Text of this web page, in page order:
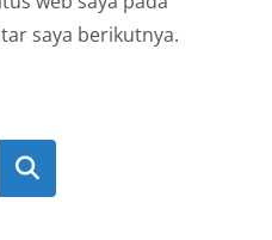
saya berikutnya.
Cari